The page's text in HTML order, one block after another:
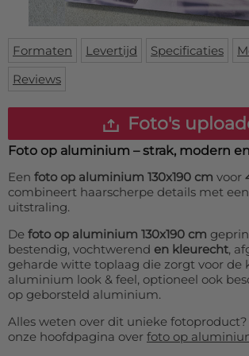
Vloermat
Skateboard deck
Over ons
Inloggen
WhatsApp
Formaten Levertijd Specificaties
Reviews
Foto's
Foto op aluminium – strak, modern
Een foto op aluminium 130x190 cm voor
combineert haarscherpe details met
uitstraling.
De foto op aluminium 130x190 cm
bestendig, vochtwerend en kleurecht,
geharde witte toplaag die zorgt voor de
aluminium look & feel, optioneel ook
op geborsteld aluminium.
Alles weten over dit unieke fotoproduct?
onze hoofdpagina over foto op